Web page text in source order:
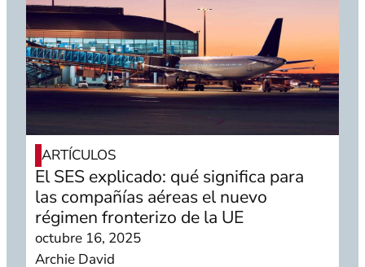
ARTÍCULOS
El SES explicado: qué significa para
las compañías aéreas el nuevo
régimen fronterizo de la UE
octubre 16, 2025
Archie David